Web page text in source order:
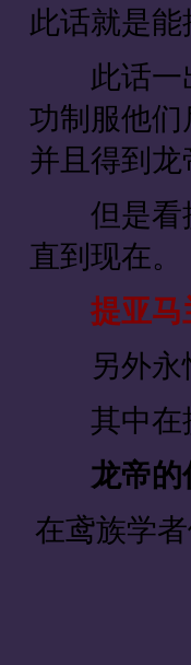
此话就是
此话一出
功制服他
并且得到
但是看提
直到现在。
提亚马
另外永恒
其中在提
龙帝的
在鸢